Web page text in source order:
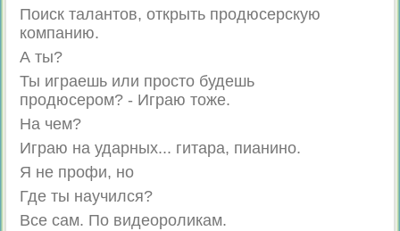
Поиск талантов, открыть продюсерскую
компанию.
А ты?
Ты играешь или просто будешь
продюсером? - Играю тоже.
На чем?
Играю на ударных... гитара, пианино.
Я не профи, но
Где ты научился?
Все сам. По видеороликам.